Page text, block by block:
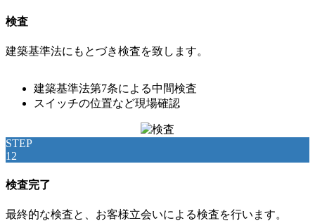
検査
建築基準法にもとづき検査を致します。
建築基準法第7条による中間検査
スイッチの位置など現場確認
STEP
12
検査完了
最終的な検査と、お客様立会いによる検査を行います。